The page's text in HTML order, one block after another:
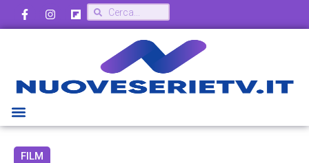
FILM